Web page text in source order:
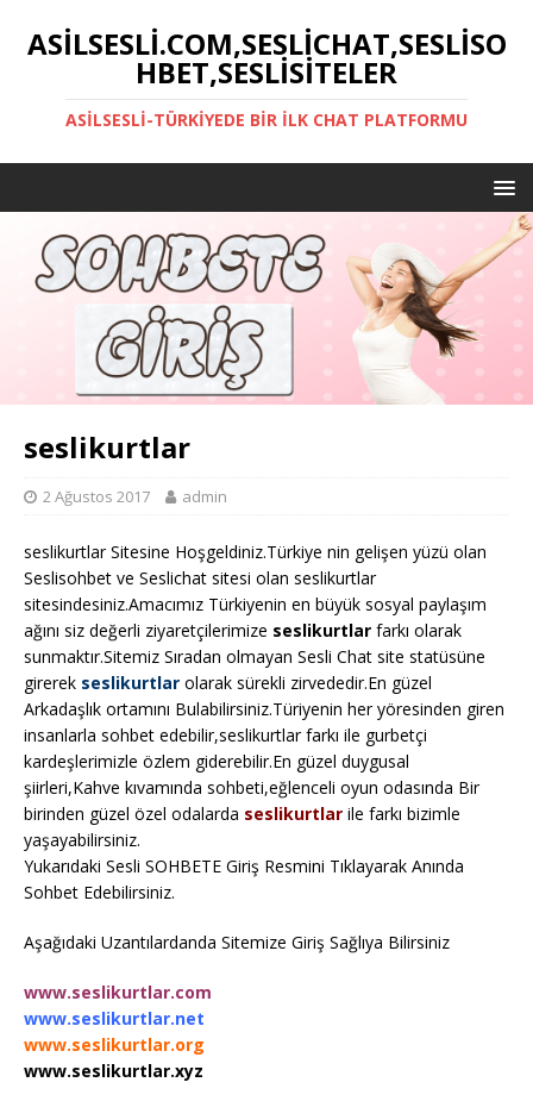
ASILSESLI.COM,SESLICHAT,SESLISO
HBET,SESLISITELER
ASILSESLI-TÜRKIYEDE BIR İLK CHAT PLATFORMU
seslikurtlar
2 Ağustos 2017 admin
seslikurtlar Sitesine Hoşgeldiniz.Türkiye nin gelişen yüzü olan
Seslisohbet ve Seslichat sitesi olan seslikurtlar
sitesindesiniz.Amacımız Türkiyenin en büyük sosyal paylaşım
ağını siz değerli ziyaretçilerimize seslikurtlar farkı olarak
sunmaktır.Sitemiz Sıradan olmayan Sesli Chat site statüsüne
girerek seslikurtlar olarak sürekli zirvededir.En güzel
Arkadaşlık ortamını Bulabilirsiniz.Türiyenin her yöresinden giren
insanlarla sohbet edebilir,seslikurtlar farkı ile gurbetçi
kardeşlerimizle özlem giderebilir.En güzel duygusal
şiirleri,Kahve kıvamında sohbeti,eğlenceli oyun odasında Bir
birinden güzel özel odalarda seslikurtlar ile farkı bizimle
yaşayabilirsiniz.
Yukarıdaki Sesli SOHBETE Giriş Resmini Tıklayarak Anında
Sohbet Edebilirsiniz.
Aşağıdaki Uzantılardanda Sitemize Giriş Sağlıya Bilirsiniz
www.seslikurtlar.com
www.seslikurtlar.net
www.seslikurtlar.org
www.seslikurtlar.xyz